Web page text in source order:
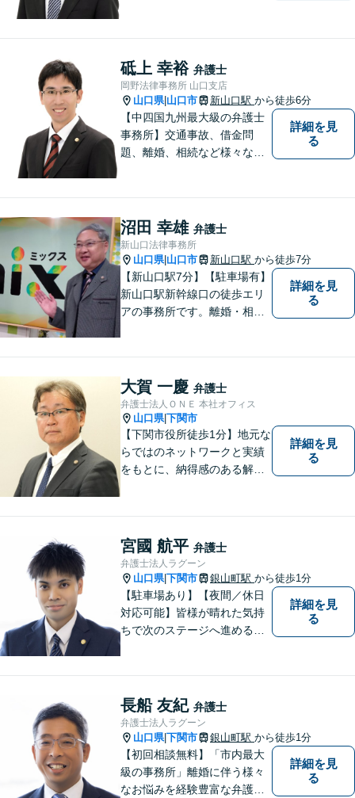
い！
砥上 幸裕 弁護士
岡野法律事務所 山口支店
山口県| 山口市 新山口駅 から徒歩6分
【中四国九州最大級の弁護士
事務所】交通事故、借金問
題、離婚、相続など様々な問
い！
詳細を見
る
沼田 幸雄 弁護士
新山口法律事務所
山口県| 山口市 新山口駅 から徒歩7分
【新山口駅7分】【駐車場有】
新山口駅新幹線口の徒歩エリ
アの事務所です。離婚・相続
になることがあれば、おたず
ねください。
詳細を見
る
大賀 一慶 弁護士
弁護士法人ＯＮＥ 本社オフィス
山口県|下関市
【下関市役所徒歩1分】地元な
らではのネットワークと実績
をもとに、納得感のある解決
詳細を見
る
宮國 航平 弁護士
弁護士法人ラグーン
山口県|下関市 銀山町駅 から徒歩1分
【駐車場あり】【夜間／休日
対応可能】皆様が晴れた気持
ちで次のステージへ進めるよ
応。【地域に根差した弁護
士】何かお困りごとがござい
ましたらお一人で考え込ま
ず、ご相談下さい。
詳細を見
る
長船 友紀 弁護士
弁護士法人ラグーン
山口県|下関市 銀山町駅 から徒歩1分
【初回相談無料】「市内最大
級の事務所」離婚に伴う様々
なお悩みを経験豊富な弁護士
詳細を見
る